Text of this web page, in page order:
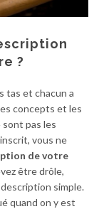
?
tas et chacun a
concepts et les
pas les
vous ne
de votre
être drôle,
simple.
quand on y est